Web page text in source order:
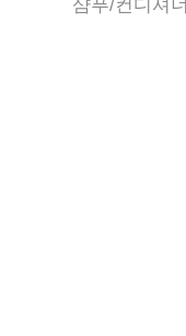
샴푸/컨디셔너